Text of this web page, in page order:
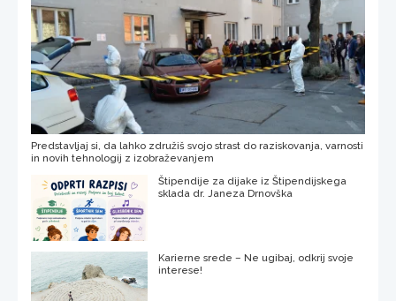
Predstavljaj si, da lahko združiš svojo strast do raziskovanja, varnosti
in novih tehnologij z izobraževanjem
Štipendije za dijake iz Štipendijskega
sklada dr. Janeza Drnovška
Karierne srede – Ne ugibaj, odkrij svoje
interese!